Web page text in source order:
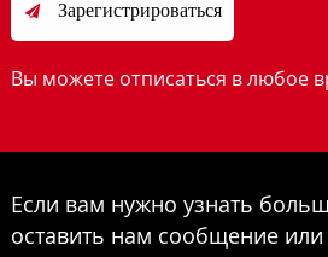
 Зарегистрироваться
Вы можете отписаться в любое
Если вам нужно узнать
оставить нам сообщение или